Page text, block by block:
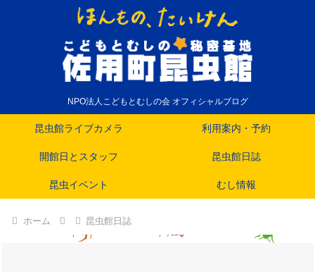
NPO法人こどもとむしの会 オフィシャルブログ
昆虫館ライブカメラ 利用案内・予約
開館日とスタッフ 昆虫館日誌
昆虫イベント むし情報
ホーム 昆虫館日誌